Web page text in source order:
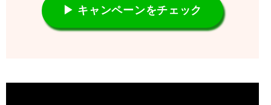
▶ キャンペーンをチェック